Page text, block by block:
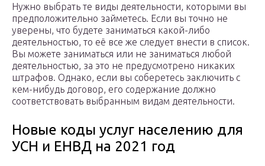
Нужно выбрать те виды деятельности, которыми вы
предположительно займетесь. Если вы точно не
уверены, что будете заниматься какой-либо
деятельностью, то её все же следует внести в список.
Вы можете заниматься или не заниматься любой
деятельностью, за это не предусмотрено никаких
штрафов. Однако, если вы соберетесь заключить с
кем-нибудь договор, его содержание должно
соответствовать выбранным видам деятельности.
Новые коды услуг населению для
УСН и ЕНВД на 2021 год